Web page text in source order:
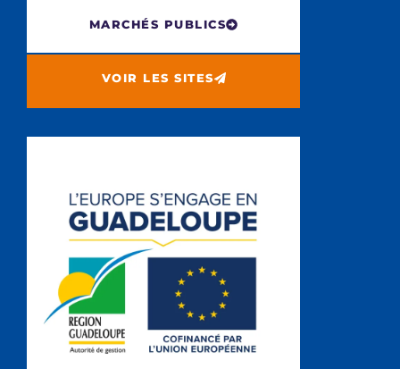
MARCHÉS PUBLICS
VOIR LES SITES